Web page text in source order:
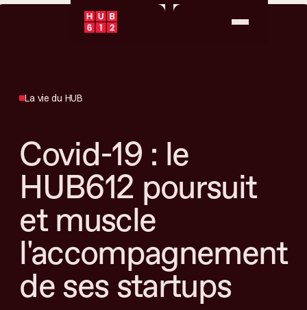
La vie du HUB
Covid-19 : le
HUB612 poursuit
et muscle
l'accompagnement
de ses startups